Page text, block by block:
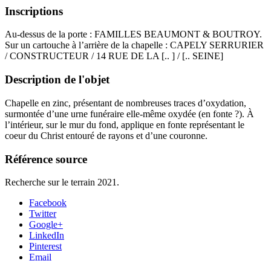
Inscriptions
Au-dessus de la porte : FAMILLES BEAUMONT & BOUTROY.
Sur un cartouche à l’arrière de la chapelle : CAPELY SERRURIER
/ CONSTRUCTEUR / 14 RUE DE LA [.. ] / [.. SEINE]
Description de l'objet
Chapelle en zinc, présentant de nombreuses traces d’oxydation,
surmontée d’une urne funéraire elle-même oxydée (en fonte ?). À
l’intérieur, sur le mur du fond, applique en fonte représentant le
coeur du Christ entouré de rayons et d’une couronne.
Référence source
Recherche sur le terrain 2021.
Facebook
Twitter
Google+
LinkedIn
Pinterest
Email